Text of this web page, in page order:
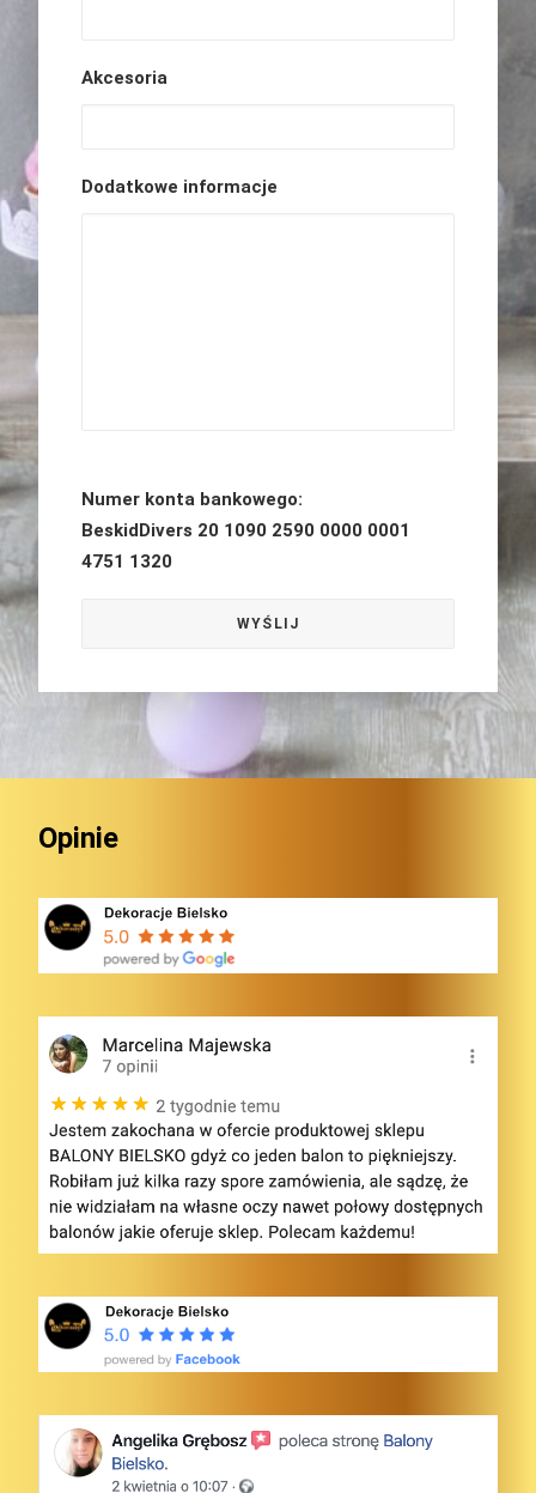
Akcesoria
Dodatkowe informacje
Numer konta bankowego:
BeskidDivers 20 1090 2590 0000 0001
4751 1320
Opinie